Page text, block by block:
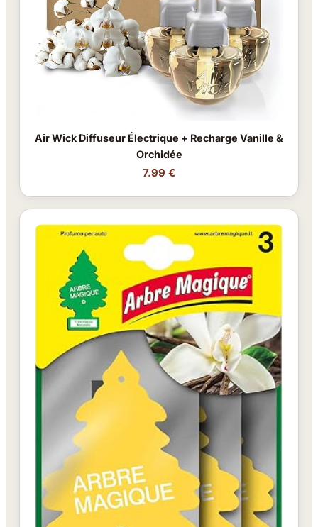
Air Wick Diffuseur Électrique + Recharge Vanille &
Orchidée
7.99 €